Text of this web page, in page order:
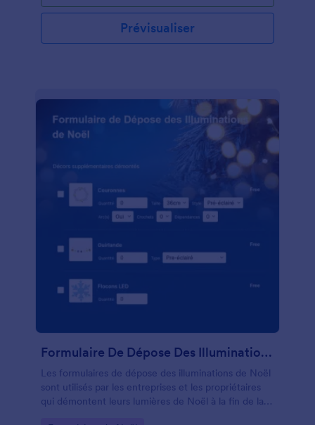
notre Générateur de formulaires gratuit. Choisissez
parmi des dizaines de couleurs et de polices
différentes, téléversez votre propre logo ou photo
Prévisualiser
Formulaire De Dépose Des Illuminations De Noël
Les formulaires de dépose des illuminations de Noël
sont utilisés par les entreprises et les propriétaires
qui démontent leurs lumières de Noël à la fin de la